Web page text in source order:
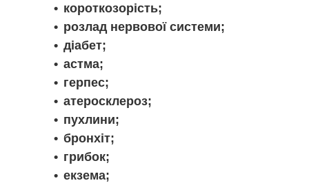
короткозорість;
розлад нервової системи;
діабет;
астма;
герпес;
атеросклероз;
пухлини;
бронхіт;
грибок;
екзема;